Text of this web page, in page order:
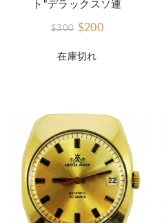
在庫切れ
ト"デラックスソ連
$300 $200